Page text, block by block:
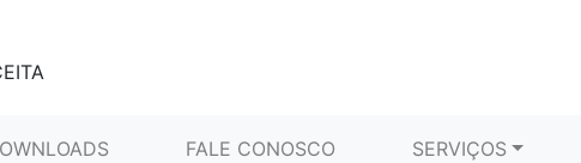
FALE CONOSCO SERVIÇOS